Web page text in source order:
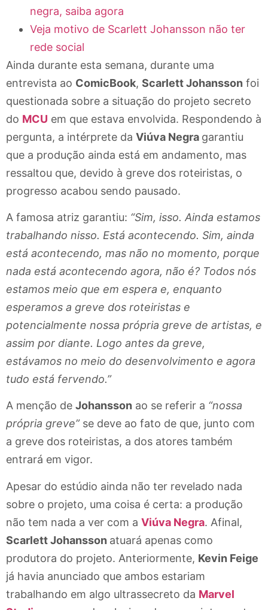
negra, saiba agora
Veja motivo de Scarlett Johansson não ter
rede social
Ainda durante esta semana, durante uma
entrevista ao ComicBook, Scarlett Johansson foi
questionada sobre a situação do projeto secreto
do MCU em que estava envolvida. Respondendo à
pergunta, a intérprete da Viúva Negra garantiu
que a produção ainda está em andamento, mas
ressaltou que, devido à greve dos roteiristas, o
progresso acabou sendo pausado.
A famosa atriz garantiu: “Sim, isso. Ainda estamos
trabalhando nisso. Está acontecendo. Sim, ainda
está acontecendo, mas não no momento, porque
nada está acontecendo agora, não é? Todos nós
estamos meio que em espera e, enquanto
esperamos a greve dos roteiristas e
potencialmente nossa própria greve de artistas, e
assim por diante. Logo antes da greve,
estávamos no meio do desenvolvimento e agora
tudo está fervendo.”
A menção de Johansson ao se referir a “nossa
própria greve” se deve ao fato de que, junto com
a greve dos roteiristas, a dos atores também
entrará em vigor.
Apesar do estúdio ainda não ter revelado nada
sobre o projeto, uma coisa é certa: a produção
não tem nada a ver com a Viúva Negra. Afinal,
Scarlett Johansson atuará apenas como
produtora do projeto. Anteriormente, Kevin Feige
já havia anunciado que ambos estariam
trabalhando em algo ultrassecreto da Marvel